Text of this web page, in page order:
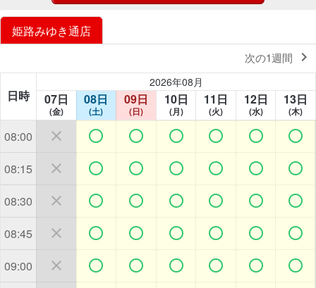
姫路みゆき通店
次の1週間 
日時
2026年08月
07日
(金)
08日
(土)
09日
(日)
10日
(月)
11日
(火)
12日
(水)
13日
(木)
08:00       
08:15       
08:30       
08:45       
09:00       